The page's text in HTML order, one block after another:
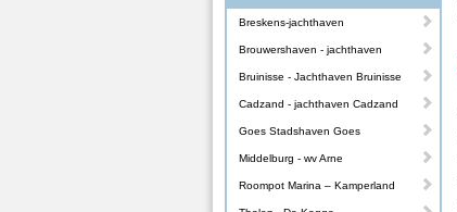
Breskens-jachthaven
Brouwershaven - jachthaven
Bruinisse - Jachthaven Bruinisse
Cadzand - jachthaven Cadzand
Goes Stadshaven Goes
Middelburg - wv Arne
Roompot Marina – Kamperland